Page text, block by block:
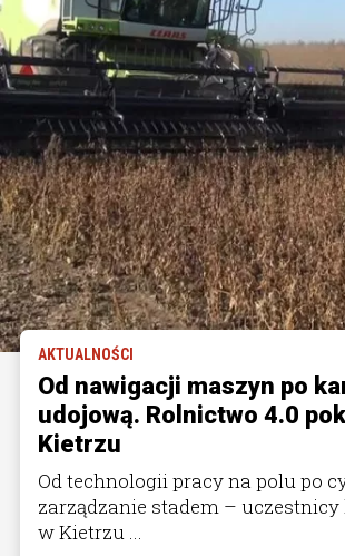
AKTUALNOŚCI
Od nawigacji maszyn po
udojową. Rolnictwo 4.0
Kietrzu
Od technologii pracy na polu po
zarządzanie stadem –
w Kietrzu ...